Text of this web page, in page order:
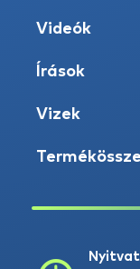
Videók
Írások
Vizek